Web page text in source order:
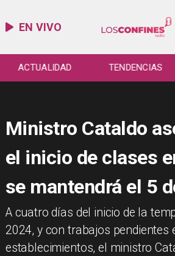
EN VIVO
ACTUALIDAD TENDENCIAS
Ministro Cataldo
el inicio de clases
se mantendrá el 5
​A cuatro días del inicio de la
2024, y con trabajos pendientes
establecimientos, el ministro